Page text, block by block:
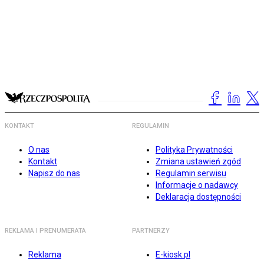
KONTAKT
O nas
Kontakt
Napisz do nas
REGULAMIN
Polityka Prywatności
Zmiana ustawień zgód
Regulamin serwisu
Informacje o nadawcy
Deklaracja dostępności
REKLAMA I PRENUMERATA
Reklama
PARTNERZY
E-kiosk.pl